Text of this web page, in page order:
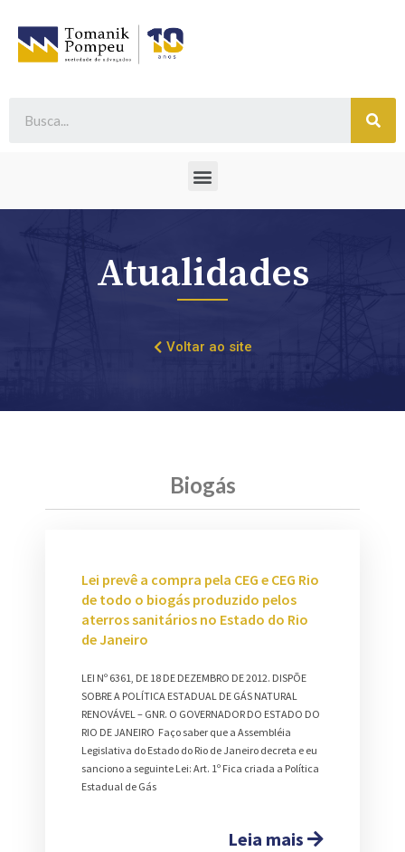
Atualidades
Voltar ao site
Biogás
Lei prevê a compra pela CEG e CEG Rio
de todo o biogás produzido pelos
aterros sanitários no Estado do Rio
de Janeiro
LEI Nº 6361, DE 18 DE DEZEMBRO DE 2012. DISPÕE
SOBRE A POLÍTICA ESTADUAL DE GÁS NATURAL
RENOVÁVEL – GNR. O GOVERNADOR DO ESTADO DO
RIO DE JANEIRO Faço saber que a Assembléia
Legislativa do Estado do Rio de Janeiro decreta e eu
sanciono a seguinte Lei: Art. 1º Fica criada a Política
Estadual de Gás
Leia mais